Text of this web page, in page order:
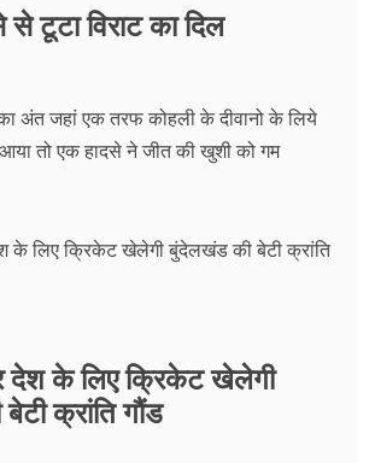
टूटा विराट का दिल
अंत जहां एक तरफ कोहली के दीवानो के लिये
तो एक हादसे ने जीत की खुशी को गम
देश के लिए क्रिकेट खेलेगी
क्रांति गौंड